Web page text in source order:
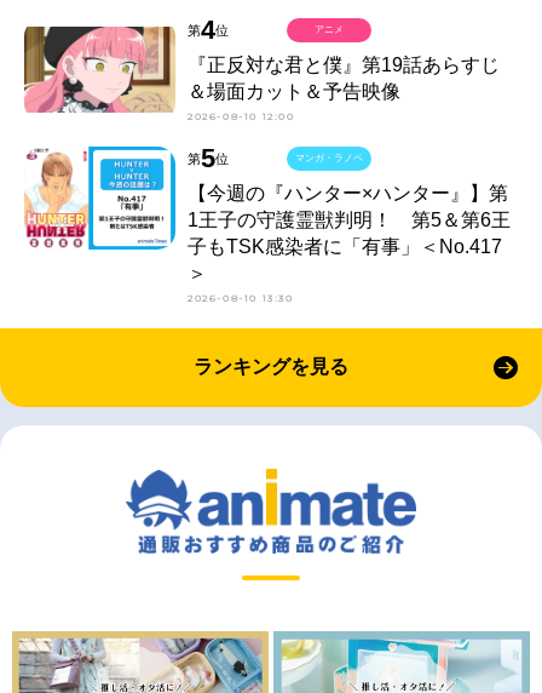
第4位
『正反対な君と僕』第19話あらすじ
＆場面カット＆予告映像
2026-08-10 12:00
アニメ
第5位
【今週の『ハンター×ハンター』】第
1王子の守護霊獣判明！ 第5＆第6王
子もTSK感染者に「有事」＜No.417
＞
2026-08-10 13:30
マンガ・ラノベ
ランキングを見る